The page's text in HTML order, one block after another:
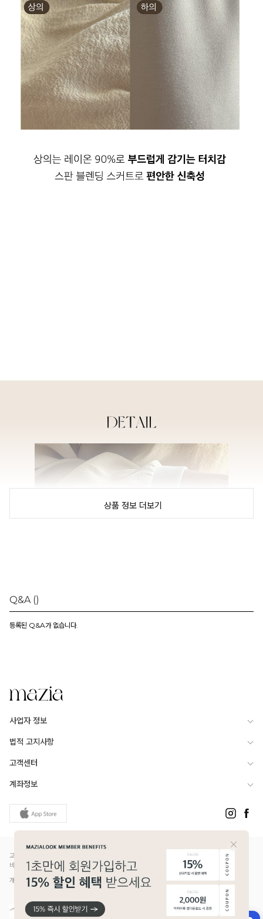
DETAILS
코디걱정없이 데일리하게 입기 좋은 셋업!
상품 정보 더보기
Q&A ()
등록된 Q&A가 없습니다.
사업자 정보
법적 고지사항
고객센터
계좌정보
고객님은 안전거래를 위해 현금 등으로 결제 시 저희 쇼핑몰에서 가입한 PG사의 구매안전서
비스를 이용하실 수 있습니다.
개인정보보호배상책임보험(Ⅱ) 가입 - 메리츠화재 증권번호 14610-1327